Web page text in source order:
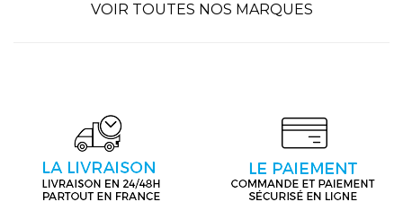
VOIR TOUTES NOS MARQUES